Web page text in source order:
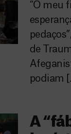
“O meu
de
podiam
A